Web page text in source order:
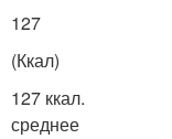
127
(Ккал)
127 ккал.
среднее